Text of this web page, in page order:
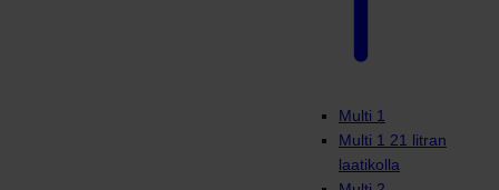
Multi 1
Multi 1 21 litran
laatikolla